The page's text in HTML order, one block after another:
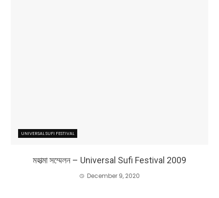
UNIVERSAL SUFI FESTIVAL
মহাত্মা সম্মেলন – Universal Sufi Festival 2009
December 9, 2020